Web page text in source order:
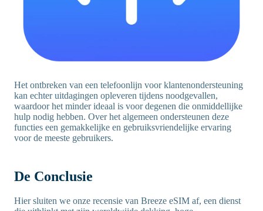
Het ontbreken van een telefoonlijn voor klantenondersteuning
kan echter uitdagingen opleveren tijdens noodgevallen,
waardoor het minder ideaal is voor degenen die onmiddellijke
hulp nodig hebben. Over het algemeen ondersteunen deze
functies een gemakkelijke en gebruiksvriendelijke ervaring
voor de meeste gebruikers.
De Conclusie
Hier sluiten we onze recensie van Breeze eSIM af, een dienst